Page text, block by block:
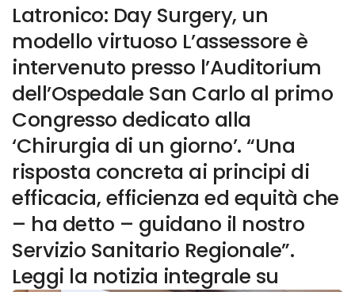
Latronico: Day Surgery, un
modello virtuoso L’assessore è
intervenuto presso l’Auditorium
dell’Ospedale San Carlo al primo
Congresso dedicato alla
‘Chirurgia di un giorno’. “Una
risposta concreta ai principi di
efficacia, efficienza ed equità che
– ha detto – guidano il nostro
Servizio Sanitario Regionale”.
Leggi la notizia integrale su